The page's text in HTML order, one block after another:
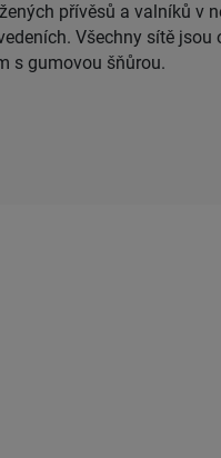
přívěsů a valníků v
Všechny sítě jsou
s gumovou šňůrou.